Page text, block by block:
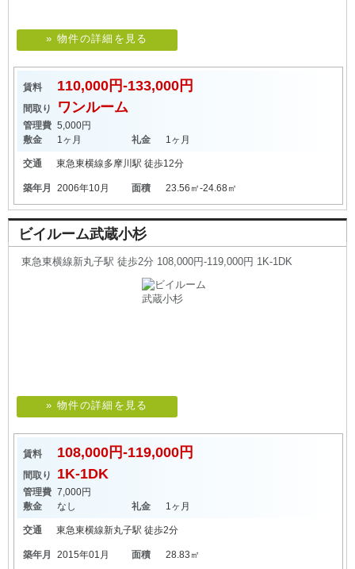
» 物件の詳細を見る
賃料 110,000円-133,000円
間取り ワンルーム
管理費 5,000円
敷金
1ヶ月 礼金 1ヶ月
交通 東急東横線多摩川駅 徒歩12分
築年月 2006年10月 面積 23.56㎡-24.68㎡
ビイルーム武蔵小杉
東急東横線新丸子駅 徒歩2分 108,000円-119,000円 1K-1DK
» 物件の詳細を見る
賃料 108,000円-119,000円
間取り 1K-1DK
管理費 7,000円
敷金
なし 礼金 1ヶ月
交通 東急東横線新丸子駅 徒歩2分
築年月 2015年01月 面積 28.83㎡